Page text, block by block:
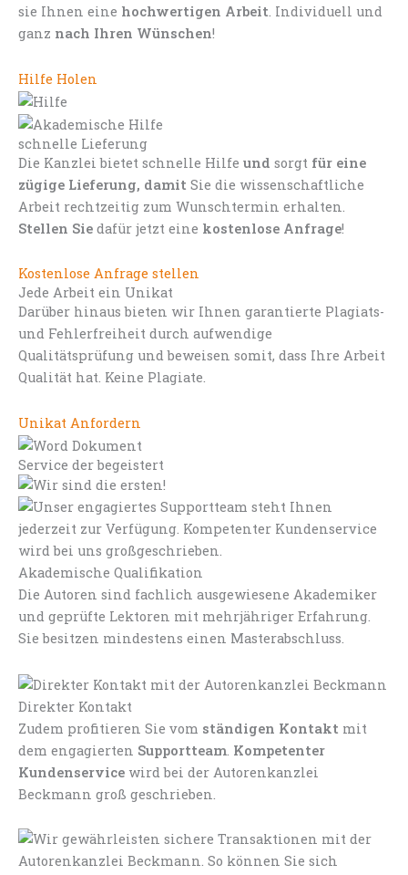
sie Ihnen eine hochwertigen Arbeit. Individuell und
ganz nach Ihren Wünschen!
Hilfe Holen
schnelle Lieferung
Die Kanzlei bietet schnelle Hilfe und sorgt für eine
zügige Lieferung, damit Sie die wissenschaftliche
Arbeit rechtzeitig zum Wunschtermin erhalten.
Stellen Sie dafür jetzt eine kostenlose Anfrage!
Kostenlose Anfrage stellen
Jede Arbeit ein Unikat
Darüber hinaus bieten wir Ihnen garantierte Plagiats-
und Fehlerfreiheit durch aufwendige
Qualitätsprüfung und beweisen somit, dass Ihre Arbeit
Qualität hat. Keine Plagiate.
Unikat Anfordern
Service der begeistert
Akademische Qualifikation
Die Autoren sind fachlich ausgewiesene Akademiker
und geprüfte Lektoren mit mehrjähriger Erfahrung.
Sie besitzen mindestens einen Masterabschluss.
Direkter Kontakt
Zudem profitieren Sie vom ständigen Kontakt mit
dem engagierten Supportteam. Kompetenter
Kundenservice wird bei der Autorenkanzlei
Beckmann groß geschrieben.